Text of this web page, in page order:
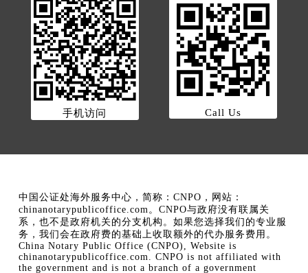
手机访问 Call Us
中国公证处海外服务中心，简称：CNPO，网站：
chinanotarypublicoffice.com。CNPO与政府没有联属关
系，也不是政府机关的分支机构。如果您选择我们的专业服
务，我们会在政府费的基础上收取额外的代办服务费用。
China Notary Public Office (CNPO), Website is
chinanotarypublicoffice.com. CNPO is not affiliated with
the government and is not a branch of a government